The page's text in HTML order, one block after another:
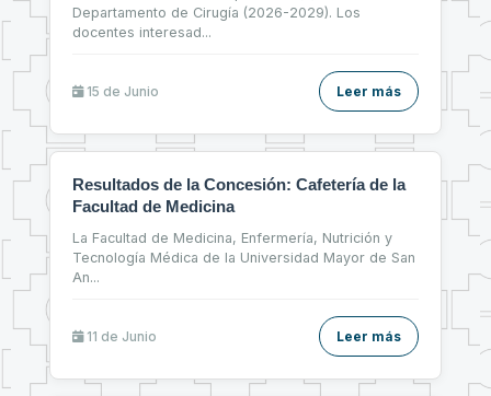
Departamento de Cirugía (2026-2029). Los
docentes interesad...
15 de Junio Leer más
Resultados de la Concesión: Cafetería de la
Facultad de Medicina
La Facultad de Medicina, Enfermería, Nutrición y
Tecnología Médica de la Universidad Mayor de San
An...
11 de Junio Leer más